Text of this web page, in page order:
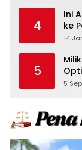
4
Ini
ke
14
5
5